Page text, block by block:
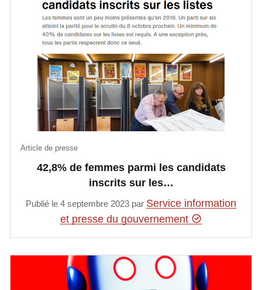
42,8% de femmes parmi les candidats
inscrits sur les…
Article de presse
Publié le 4 septembre 2023 par Service information
et presse du gouvernement